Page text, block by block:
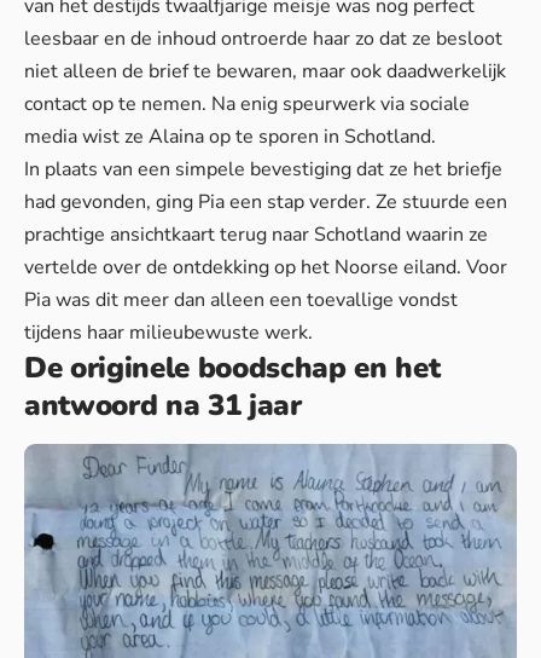
van het destijds twaalfjarige meisje was nog perfect
leesbaar en de inhoud ontroerde haar zo dat ze besloot
niet alleen de brief te bewaren, maar ook daadwerkelijk
contact op te nemen. Na enig speurwerk via sociale
media wist ze Alaina op te sporen in Schotland.
In plaats van een simpele bevestiging dat ze het briefje
had gevonden, ging Pia een stap verder. Ze stuurde een
prachtige ansichtkaart terug naar Schotland waarin ze
vertelde over de ontdekking op het Noorse eiland. Voor
Pia was dit meer dan alleen een toevallige vondst
tijdens haar milieubewuste werk.
De originele boodschap en het
antwoord na 31 jaar